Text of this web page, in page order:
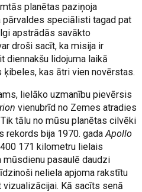
planētas paziņoja
pārvaldes speciālisti tagad pat
apstrādās savākto
droši sacīt, ka misija ir
diennakšu lidojuma laikā
kas ātri vien novērstas.
lielāko uzmanību pievērsis
vienubrīd no Zemes atradies
tālu no mūsu planētas cilvēki
rekords bija 1970. gadaApollo
171 kilometru lielais
pasaulē daudzi
neliela apjoma rakstītu
Kā sacīts senā